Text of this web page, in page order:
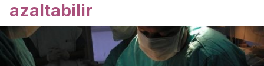
azaltabilir